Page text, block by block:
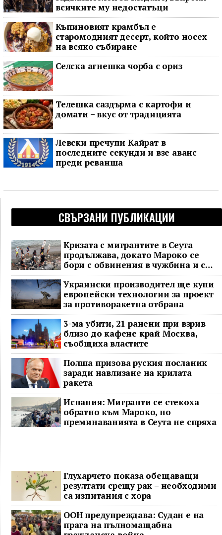
всичките му недостатъци
Къпиновият крамбъл е
старомодният десерт, който носех
на всяко събиране
Селска агнешка чорба с ориз
Телешка саздърма с картофи и
домати – вкус от традицията
Левски пречупи Кайрат в
последните секунди и взе аванс
преди реванша
СВЪРЗАНИ ПУБЛИКАЦИИ
Кризата с мигрантите в Сеута
продължава, докато Мароко се
бори с обвинения в чужбина и с
гнева у дома
Украински производител ще купи
европейски технологии за проект
за противоракетна отбрана
3-ма убити, 21 ранени при взрив
близо до кафене край Москва,
съобщиха властите
Полша призова руския посланик
заради навлизане на крилата
ракета
Испания: Мигранти се стекоха
обратно към Мароко, но
преминаванията в Сеута не спряха
Глухарчето показа обещаващи
резултати срещу рак – необходими
са изпитания с хора
ООН предупреждава: Судан е на
прага на пълномащабна